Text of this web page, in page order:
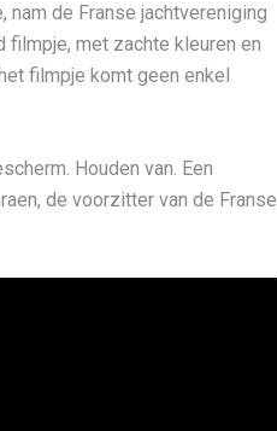
de Franse jachtvereniging
met zachte kleuren en
filmpje komt geen enkel
Houden van. Een
de voorzitter van de Franse